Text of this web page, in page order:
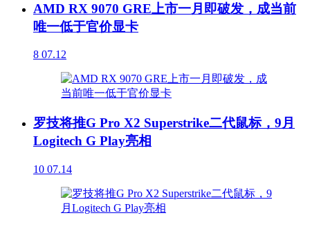
AMD RX 9070 GRE上市一月即破发，成当前
唯一低于官价显卡
8 07.12
罗技将推G Pro X2 Superstrike二代鼠标，9月
Logitech G Play亮相
10 07.14